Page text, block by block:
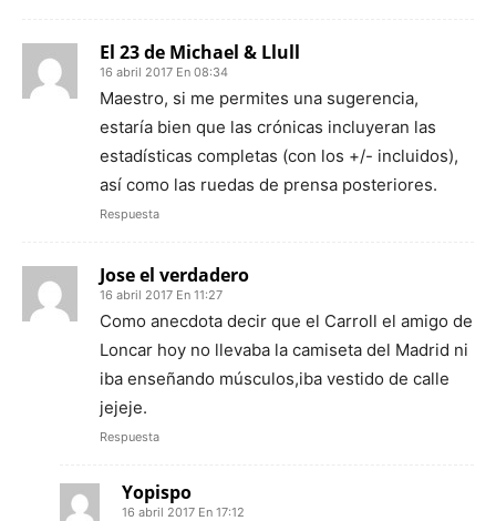
El 23 de Michael & Llull
16 abril 2017 En 08:34
Maestro, si me permites una sugerencia,
estaría bien que las crónicas incluyeran las
estadísticas completas (con los +/- incluidos),
así como las ruedas de prensa posteriores.
Respuesta
Jose el verdadero
16 abril 2017 En 11:27
Como anecdota decir que el Carroll el amigo de
Loncar hoy no llevaba la camiseta del Madrid ni
iba enseñando músculos,iba vestido de calle
jejeje.
Respuesta
Yopispo
16 abril 2017 En 17:12